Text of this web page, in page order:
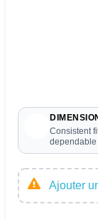
Consistent
Ajouter